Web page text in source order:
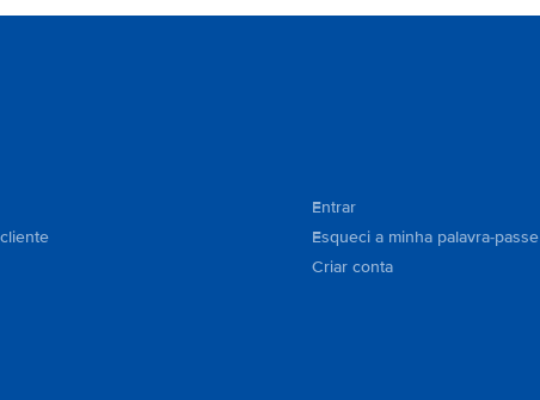
Entrar
Esqueci a minha palavra-passe
Criar conta